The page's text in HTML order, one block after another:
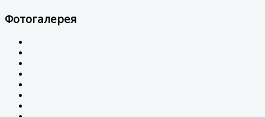
Фотогалерея